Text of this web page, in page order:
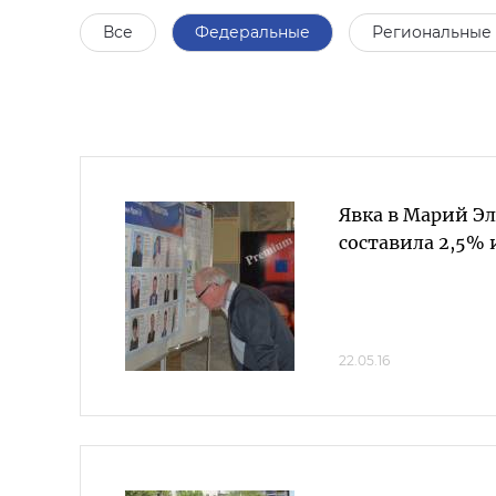
Все Федеральные Региональные
Явка в Марий Эл
составила 2,5%
22.05.16